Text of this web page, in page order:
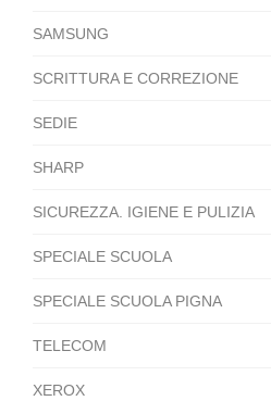
SAMSUNG
SCRITTURA E CORREZIONE
SEDIE
SHARP
SICUREZZA. IGIENE E PULIZIA
SPECIALE SCUOLA
SPECIALE SCUOLA PIGNA
TELECOM
XEROX